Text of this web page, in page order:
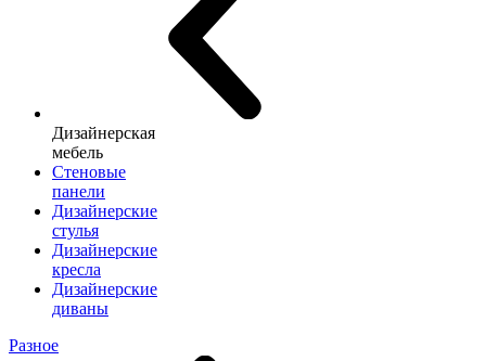
Дизайнерская
мебель
Стеновые
панели
Дизайнерские
стулья
Дизайнерские
кресла
Дизайнерские
диваны
Разное